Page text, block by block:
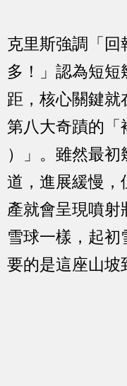
克里斯強調「回
多！」認為短
距，核心關鍵就
第八大奇蹟的
）」。雖然最初
道，進展緩慢，
產就會呈現噴
雪球一樣，起
要的是這座山坡